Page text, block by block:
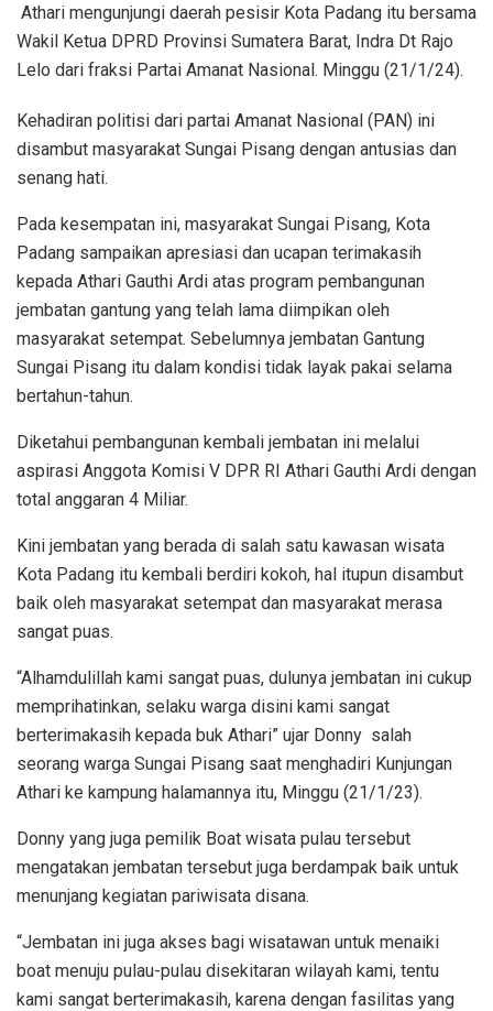
Athari mengunjungi daerah pesisir Kota Padang itu bersama
Wakil Ketua DPRD Provinsi Sumatera Barat, Indra Dt Rajo
Lelo dari fraksi Partai Amanat Nasional. Minggu (21/1/24).
Kehadiran politisi dari partai Amanat Nasional (PAN) ini
disambut masyarakat Sungai Pisang dengan antusias dan
senang hati.
Pada kesempatan ini, masyarakat Sungai Pisang, Kota
Padang sampaikan apresiasi dan ucapan terimakasih
kepada Athari Gauthi Ardi atas program pembangunan
jembatan gantung yang telah lama diimpikan oleh
masyarakat setempat. Sebelumnya jembatan Gantung
Sungai Pisang itu dalam kondisi tidak layak pakai selama
bertahun-tahun.
Diketahui pembangunan kembali jembatan ini melalui
aspirasi Anggota Komisi V DPR RI Athari Gauthi Ardi dengan
total anggaran 4 Miliar.
Kini jembatan yang berada di salah satu kawasan wisata
Kota Padang itu kembali berdiri kokoh, hal itupun disambut
baik oleh masyarakat setempat dan masyarakat merasa
sangat puas.
“Alhamdulillah kami sangat puas, dulunya jembatan ini cukup
memprihatinkan, selaku warga disini kami sangat
berterimakasih kepada buk Athari” ujar Donny salah
seorang warga Sungai Pisang saat menghadiri Kunjungan
Athari ke kampung halamannya itu, Minggu (21/1/23).
Donny yang juga pemilik Boat wisata pulau tersebut
mengatakan jembatan tersebut juga berdampak baik untuk
menunjang kegiatan pariwisata disana.
“Jembatan ini juga akses bagi wisatawan untuk menaiki
boat menuju pulau-pulau disekitaran wilayah kami, tentu
kami sangat berterimakasih, karena dengan fasilitas yang